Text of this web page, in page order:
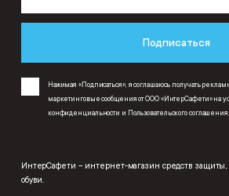
Подписаться
Нажимая «Подписаться», я соглашаюсь получать
маркетинговые сообщения от ООО «ИнтерСафети» на
конфиденциальности и Пользовательского соглашения.
ИнтерСафети – интернет-магазин средств
обуви.